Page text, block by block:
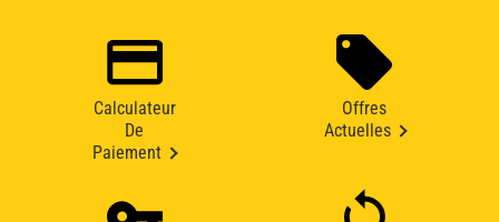
Calculateur
De
Paiement
Offres
Actuelles